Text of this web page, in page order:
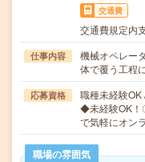
交通費
交通費規定内
仕事内容
機械オペレー
体で覆う工程
応募資格
職種未経験OK
◆未経験OK！
で気軽にオン
職場の雰囲気